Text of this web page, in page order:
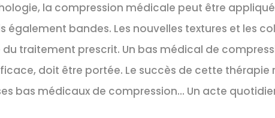
la compression médicale peut être
également bandes. Les nouvelles textures et les
traitement prescrit. Un bas médical de
doit être portée. Le succès de cette thérapie
bas médicaux de compression… Un acte